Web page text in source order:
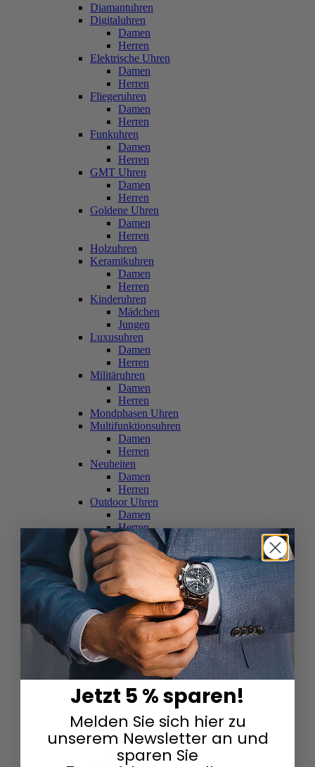
Diamantuhren
Digitaluhren
Damen
Herren
Elektrische Uhren
Damen
Herren
Fliegeruhren
Damen
Herren
Funkuhren
Damen
Herren
GMT Uhren
Damen
Herren
Goldene Uhren
Damen
Herren
Holzuhren
Keramikuhren
Damen
Herren
Kinderuhren
Mädchen
Jungen
Luxusuhren
Damen
Herren
Militäruhren
Damen
Herren
Mondphasen Uhren
Multifunktionsuhren
Damen
Herren
Neuheiten
Damen
Herren
Outdoor Uhren
Damen
Herren
Schweizer Uhren
Damen
Herren
Skelettuhren
Damen
Herren
Smartwatches
Damen
Herren
Solaruhren
Herren
Damen
Sportuhren
Damen
Herren
Swarovski & Edelsteine
Damen
Herren
Jetzt 5 % sparen!
Melden Sie sich hier zu
unserem Newsletter an und
sparen Sie